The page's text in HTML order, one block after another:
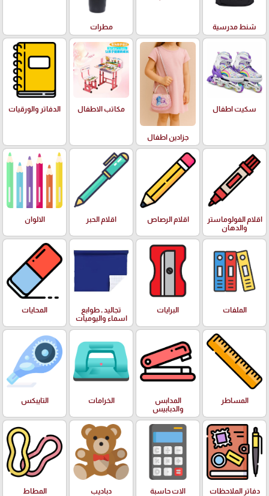
شنط مدرسية مطرات
سكيت اطفال
جزادين اطفال
مكاتب الاطفال الدفاتر والورقيات
اقلام الفولوماستر
والدهان
اقلام الرصاص اقلام الحبر الالوان
الملفات البرايات
تجاليد , طوابع
اسماء واليوميات
المحايات
المساطر
المدابس
والدبابيس
الخرامات التايبكس
دفاتر الملاحظات الات حاسبة دباديب المطاط